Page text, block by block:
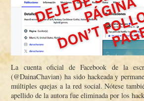
La cuenta oficial de Facebook de la
(@DainaChavian) ha sido hackeada y
múltiples quejas a la red social. Nótese
apellido de la autora fue eliminada por los